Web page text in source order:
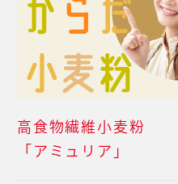
高食物繊維小麦粉
「アミュリア」